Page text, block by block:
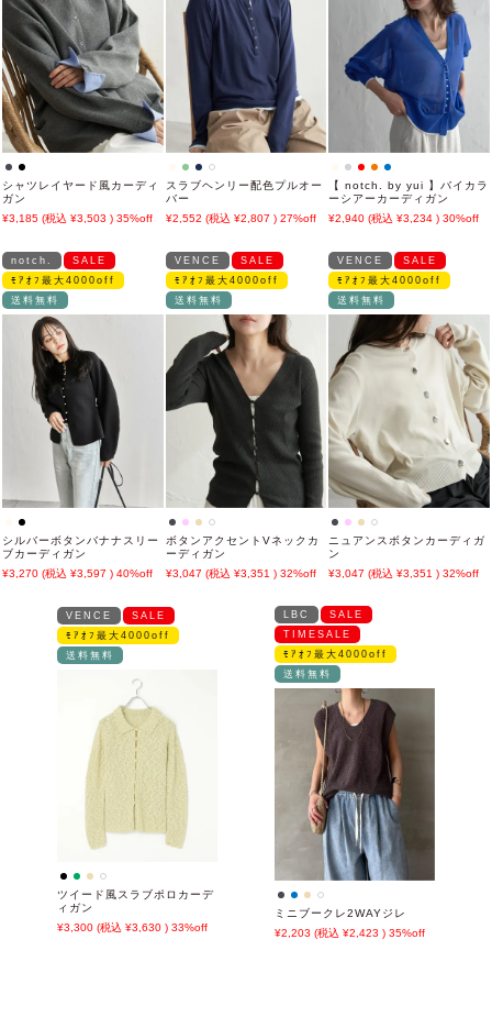
シャツレイヤード風カーディ
ガン
3,185
3,503 35%off
スラブヘンリー配色プルオー
バー
2,552
2,807 27%off
【 notch. by yui 】バイカラ
ーシアーカーディガン
2,940
3,234 30%off
notch.
SALE
ﾓｱｵﾌ最大4000off
送料無料
シルバーボタンバナナスリー
ブカーディガン
3,270
3,597 40%off
VENCE
SALE
ﾓｱｵﾌ最大4000off
送料無料
ボタンアクセントVネックカ
ーディガン
3,047
3,351 32%off
VENCE
SALE
ﾓｱｵﾌ最大4000off
送料無料
ニュアンスボタンカーディガ
ン
3,047
3,351 32%off
VENCE
SALE
ﾓｱｵﾌ最大4000off
送料無料
ツイード風スラブポロカーデ
ィガン
3,300
3,630 33%off
LBC
SALE
TIMESALE
ﾓｱｵﾌ最大4000off
送料無料
ミニブークレ2WAYジレ
2,203
2,423 35%off